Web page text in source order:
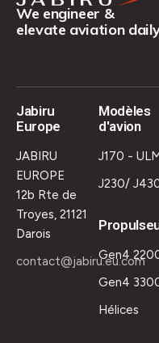
We engineer &
elevate aviation
Jabiru
Europe
JABIRU
EUROPE
12b Rte de
Troyes, 21121
Darois
contact@jabiru.eu.com
Modèles
d'avion
J170 - ULM
J230/
Gen4
Gen4
Hélices